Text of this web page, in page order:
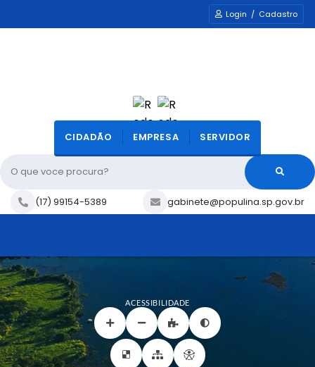
Login / Cadastro
O que voce procura?
CIDADÃO EMPRESA SERVIDOR
(17) 99154-5389 gabinete@populina.sp.gov.br
ACESSIBILIDADE